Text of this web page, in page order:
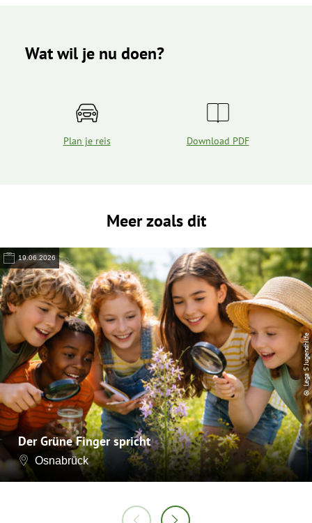
Wat wil je nu doen?
Plan je reis Download PDF
Meer zoals dit
19.06.2026
Der Grüne Finger spricht
Osnabrück
© Lega S Jugendhilfe